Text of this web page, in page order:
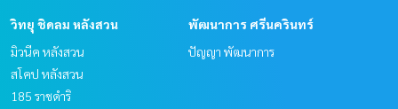
วิทยุ ชิดลม หลังสวน
มิวนีค หลังสวน
สโคป หลังสวน
185 ราชดำริ
พัฒนาการ ศรีนครินทร์
ปัญญา พัฒนาการ